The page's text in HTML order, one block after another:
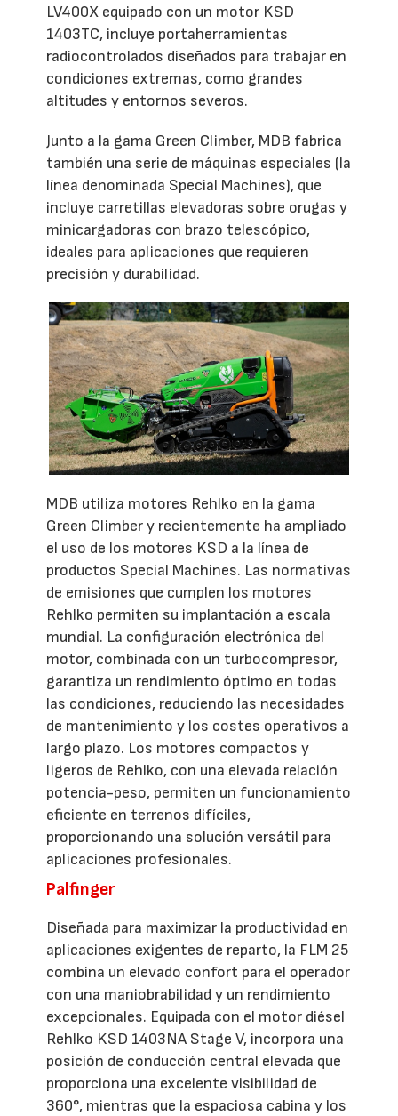
LV400X equipado con un motor KSD
1403TC, incluye portaherramientas
radiocontrolados diseñados para trabajar en
condiciones extremas, como grandes
altitudes y entornos severos.
Junto a la gama Green Climber, MDB fabrica
también una serie de máquinas especiales (la
línea denominada Special Machines), que
incluye carretillas elevadoras sobre orugas y
minicargadoras con brazo telescópico,
ideales para aplicaciones que requieren
precisión y durabilidad.
MDB utiliza motores Rehlko en la gama
Green Climber y recientemente ha ampliado
el uso de los motores KSD a la línea de
productos Special Machines. Las normativas
de emisiones que cumplen los motores
Rehlko permiten su implantación a escala
mundial. La configuración electrónica del
motor, combinada con un turbocompresor,
garantiza un rendimiento óptimo en todas
las condiciones, reduciendo las necesidades
de mantenimiento y los costes operativos a
largo plazo. Los motores compactos y
ligeros de Rehlko, con una elevada relación
potencia-peso, permiten un funcionamiento
eficiente en terrenos difíciles,
proporcionando una solución versátil para
aplicaciones profesionales.
Palfinger
Diseñada para maximizar la productividad en
aplicaciones exigentes de reparto, la FLM 25
combina un elevado confort para el operador
con una maniobrabilidad y un rendimiento
excepcionales. Equipada con el motor diésel
Rehlko KSD 1403NA Stage V, incorpora una
posición de conducción central elevada que
proporciona una excelente visibilidad de
360°, mientras que la espaciosa cabina y los